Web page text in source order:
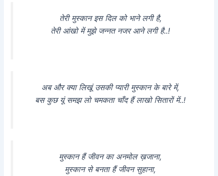
तेरी मुस्कान इस दिल को भाने लगी है,
तेरी आंखो में मुझे जन्नत नजर आने लगी है..!
अब और क्या लिखूं उसकी प्यारी मुस्कान के बारे में,
बस कुछ यूं समझ लो चमकता चाँद हैं लाखो सितारों में..!
मुस्कान हैं जीवन का अनमोल ख़जाना,
मुस्कान से बनता हैं जीवन सुहाना,